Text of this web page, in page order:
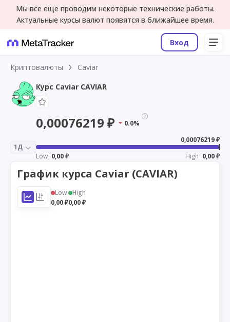
Мы все еще проводим некоторые технические работы.
Актуальные курсы валют появятся в ближайшее время.
Вход
Криптовалюты
Caviar
Курс Caviar CAVIAR
0,00076219 ₽ 0.0%
1Д
0,00076219 ₽
Low 0,00 ₽ High 0,00 ₽
График курса Caviar (CAVIAR)
Low
0,00 ₽
High
0,00 ₽